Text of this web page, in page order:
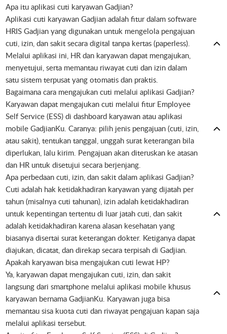
Apa itu aplikasi cuti karyawan Gadjian?
Aplikasi cuti karyawan Gadjian adalah fitur dalam software
HRIS Gadjian yang digunakan untuk mengelola pengajuan
cuti, izin, dan sakit secara digital tanpa kertas (paperless).
Melalui aplikasi ini, HR dan karyawan dapat mengajukan,
menyetujui, serta memantau riwayat cuti dan izin dalam
satu sistem terpusat yang otomatis dan praktis.
Bagaimana cara mengajukan cuti melalui aplikasi Gadjian?
Karyawan dapat mengajukan cuti melalui fitur Employee
Self Service (ESS) di dashboard karyawan atau aplikasi
mobile GadjianKu. Caranya: pilih jenis pengajuan (cuti, izin,
atau sakit), tentukan tanggal, unggah surat keterangan bila
diperlukan, lalu kirim. Pengajuan akan diteruskan ke atasan
dan HR untuk disetujui secara berjenjang.
Apa perbedaan cuti, izin, dan sakit dalam aplikasi Gadjian?
Cuti adalah hak ketidakhadiran karyawan yang dijatah per
tahun (misalnya cuti tahunan), izin adalah ketidakhadiran
untuk kepentingan tertentu di luar jatah cuti, dan sakit
adalah ketidakhadiran karena alasan kesehatan yang
biasanya disertai surat keterangan dokter. Ketiganya dapat
diajukan, dicatat, dan direkap secara terpisah di Gadjian.
Apakah karyawan bisa mengajukan cuti lewat HP?
Ya, karyawan dapat mengajukan cuti, izin, dan sakit
langsung dari smartphone melalui aplikasi mobile khusus
karyawan bernama GadjianKu. Karyawan juga bisa
memantau sisa kuota cuti dan riwayat pengajuan kapan saja
melalui aplikasi tersebut.